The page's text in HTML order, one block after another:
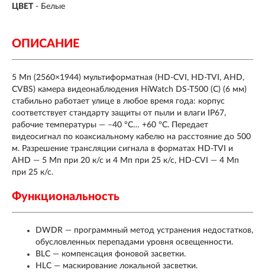
ЦВЕТ - Белые
ОПИСАНИЕ
5 Мп (2560×1944) мультиформатная (HD-CVI, HD-TVI, AHD,
CVBS) камера видеонаблюдения HiWatch DS-T500 (C) (6 мм)
стабильно работает улице в любое время года: корпус
соответствует стандарту защиты от пыли и влаги IP67,
рабочие температуры — –40 °C… +60 °C. Передает
видеосигнал по коаксиальному кабелю на расстояние до 500
м. Разрешение трансляции сигнала в форматах HD-TVI и
AHD — 5 Мп при 20 к/с и 4 Мп при 25 к/с, HD-CVI — 4 Мп
при 25 к/с.
Функциональность
DWDR — программный метод устранения недостатков,
обусловленных перепадами уровня освещенности.
BLC — компенсация фоновой засветки.
HLC — маскирование локальной засветки.